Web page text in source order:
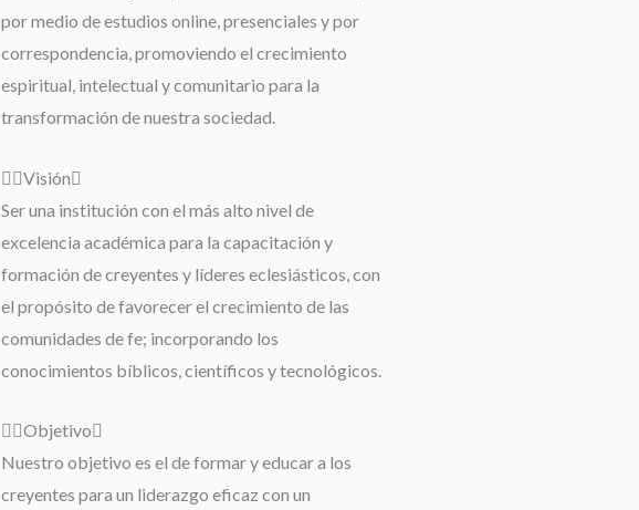
por medio de estudios online, presenciales y por
correspondencia, promoviendo el crecimiento
espiritual, intelectual y comunitario para la
transformación de nuestra sociedad.
Visión
Ser una institución con el más alto nivel de
excelencia académica para la capacitación y
formación de creyentes y líderes eclesiásticos, con
el propósito de favorecer el crecimiento de las
comunidades de fe; incorporando los
conocimientos bíblicos, científicos y tecnológicos.
Objetivo
Nuestro objetivo es el de formar y educar a los
creyentes para un liderazgo eficaz con un